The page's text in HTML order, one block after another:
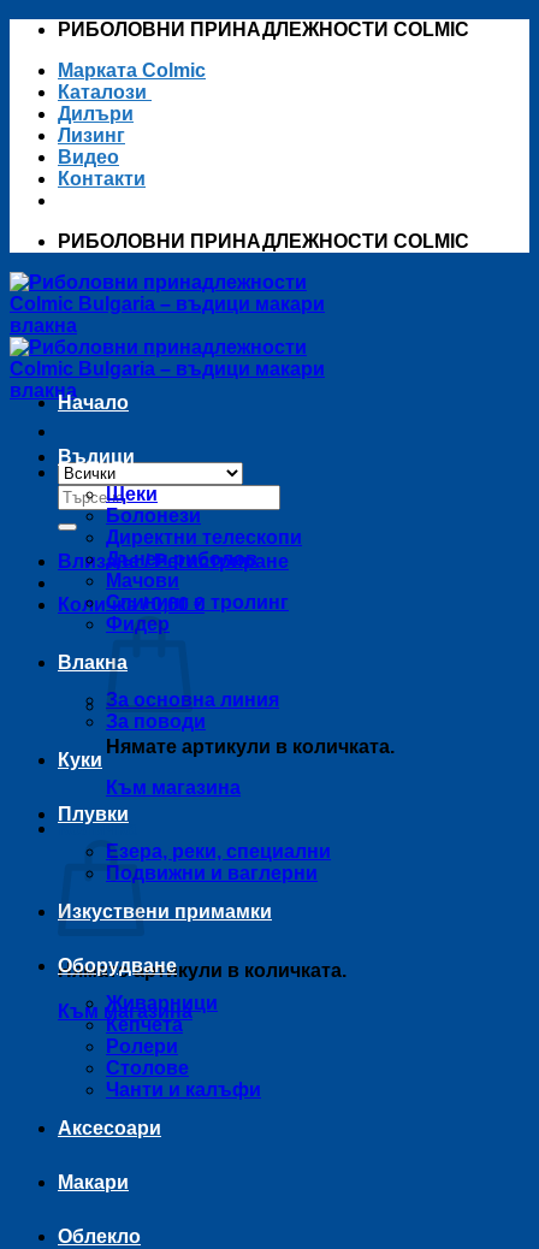
Skip
content
РИБОЛОВНИ ПРИНАДЛЕЖНОСТИ COLMIC
Марката Colmic
Каталози
Дилъри
Лизинг
Видео
Контакти
РИБОЛОВНИ ПРИНАДЛЕЖНОСТИ COLMIC
Търсене
за:
Влизане / Регистриране
Количка /0,00 €
Нямате артикули в количката.
Към магазина
Количка
Нямате артикули в количката.
Към магазина
Начало
Въдици
Щеки
Болонези
Директни телескопи
Дънен риболов
Мачови
Спининг и тролинг
Фидер
Влакна
За основна линия
За поводи
Куки
Плувки
Езера, реки, специални
Подвижни и ваглерни
Изкуствени примамки
Оборудване
Живарници
Кепчета
Ролери
Столове
Чанти и калъфи
Аксесоари
Макари
Облекло